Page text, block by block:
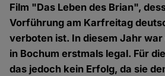
Film "Das Leben des Brian",
Vorführung am Karfreitag
verboten ist. In diesem Jahr
in Bochum erstmals legal. Für
das jedoch kein Erfolg, da sie